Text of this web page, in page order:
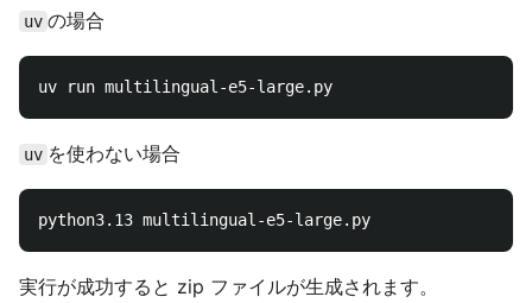
uv の場合
uv を使わない場合
実行が成功すると zip ファイルが生成されます。